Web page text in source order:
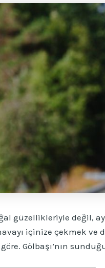
güzellikleriyle değil,
içinize çekmek ve
Gölbaşı’nın